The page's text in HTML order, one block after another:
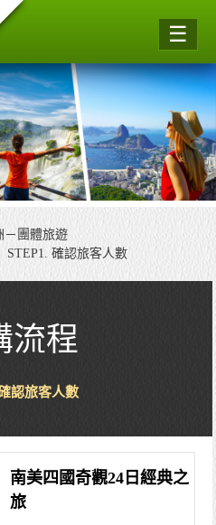
☰
－團體旅遊
STEP1. 確認旅客人數
流程
認旅客人數
南美四國奇觀24日經典之
旅